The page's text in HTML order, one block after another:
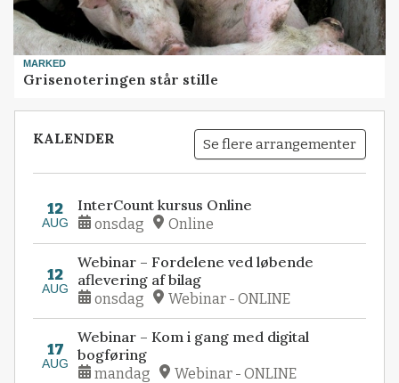
MARKED
Grisenoteringen står stille
KALENDER Se flere arrangementer
12
AUG
InterCount kursus Online
onsdag Online
12
AUG
Webinar – Fordelene ved løbende
aflevering af bilag
onsdag Webinar - ONLINE
17
AUG
Webinar – Kom i gang med digital
bogføring
mandag Webinar - ONLINE